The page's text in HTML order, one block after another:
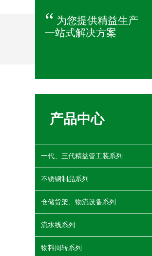
“ 为您提供精益生产
一站式解决方案
产品中心
一代、三代精益管工装系列
不锈钢制品系列
仓储货架、物流设备系列
流水线系列
物料周转系列